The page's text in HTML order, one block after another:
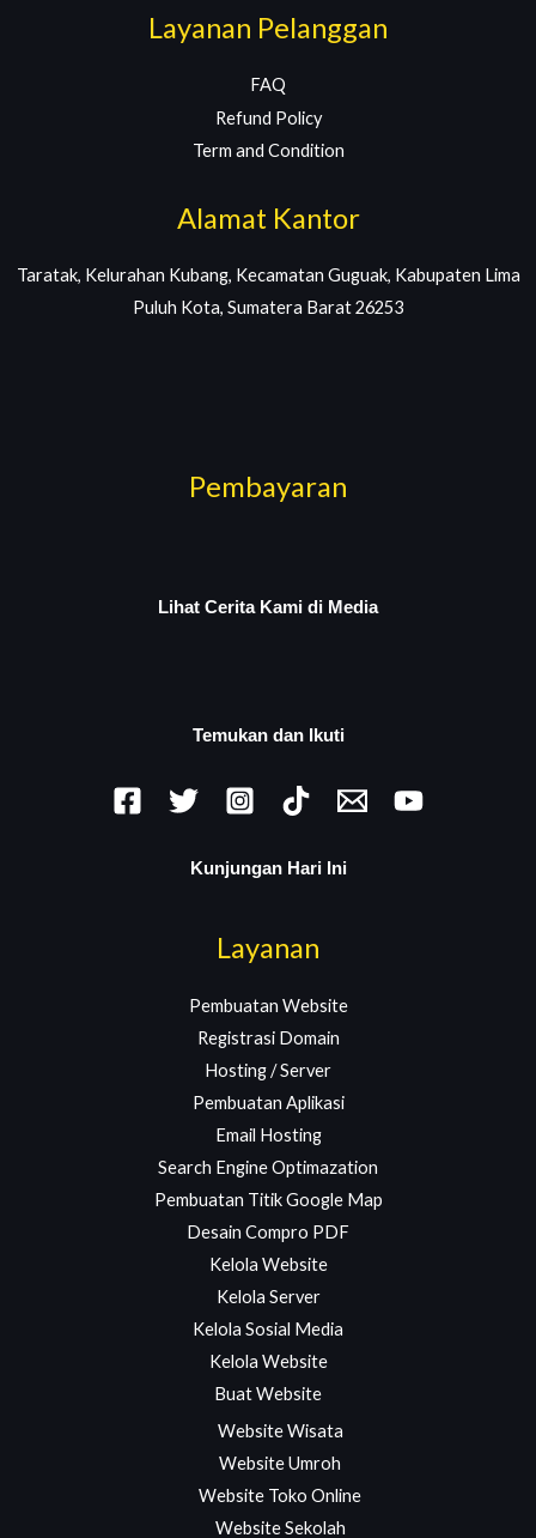
Layanan Pelanggan
FAQ
Refund Policy
Term and Condition
Alamat Kantor
Taratak, Kelurahan Kubang, Kecamatan Guguak, Kabupaten Lima
Puluh Kota, Sumatera Barat 26253
Pembayaran
Lihat Cerita Kami di Media
Temukan dan Ikuti
Kunjungan Hari Ini
Layanan
Pembuatan Website
Registrasi Domain
Hosting / Server
Pembuatan Aplikasi
Email Hosting
Search Engine Optimazation
Pembuatan Titik Google Map
Desain Compro PDF
Kelola Website
Kelola Server
Kelola Sosial Media
Kelola Website
Buat Website
Website Wisata
Website Umroh
Website Toko Online
Website Sekolah